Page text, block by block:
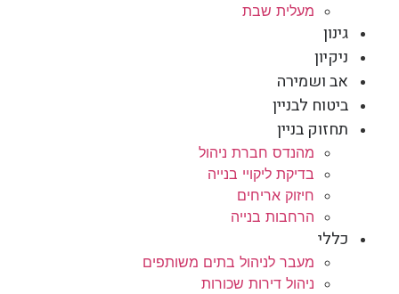
מעלית שבת
גינון
ניקיון
אב ושמירה
ביטוח לבניין
תחזוק בניין
מהנדס חברת ניהול
בדיקת ליקויי בנייה
חיזוק אריחים
הרחבות בנייה
כללי
מעבר לניהול בתים משותפים
ניהול דירות שכורות